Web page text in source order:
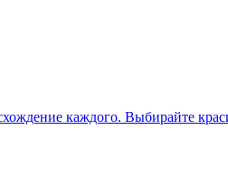
каждого. Выбирайте